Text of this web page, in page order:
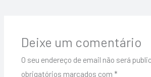
Deixe um comentário
O seu endereço de email não será
obrigatórios marcados com *